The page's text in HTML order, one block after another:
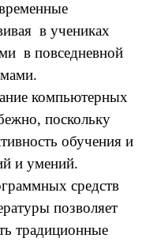
в учениках
в повседневной
компьютерных
поскольку
обучения и
и умений.
средств
позволяет
традиционные